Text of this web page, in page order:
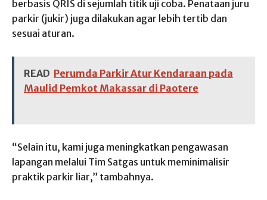
berbasis QRIS di sejumlah titik uji coba. Penataan juru
parkir (jukir) juga dilakukan agar lebih tertib dan
sesuai aturan.
READ Perumda Parkir Atur Kendaraan pada
Maulid Pemkot Makassar di Paotere
“Selain itu, kami juga meningkatkan pengawasan
lapangan melalui Tim Satgas untuk meminimalisir
praktik parkir liar,” tambahnya.